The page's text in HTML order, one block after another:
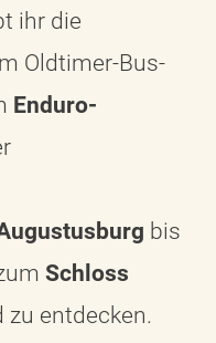
ihr die
Oldtimer-Bus-
Enduro-
bis
Schloss
entdecken.